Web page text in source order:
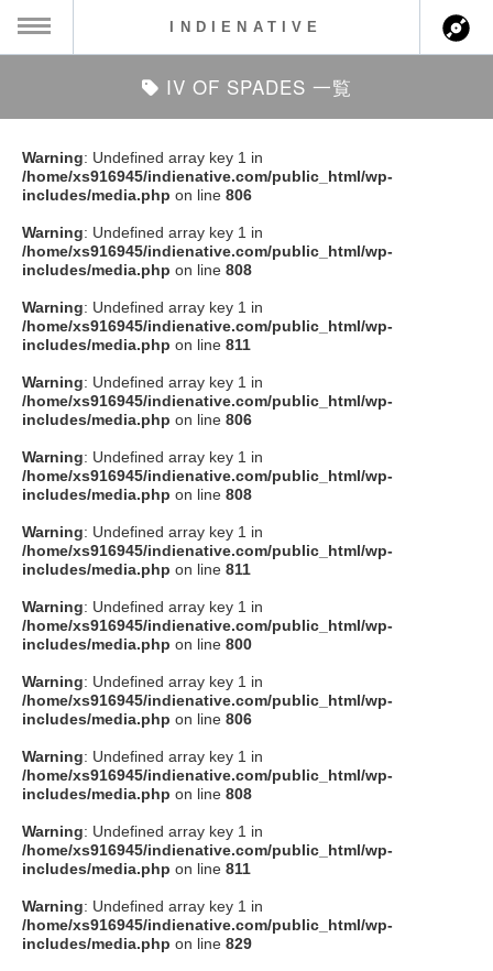
ス情報
ト情報
アーティスト
ション
ト
クト
SOCIAL
Facebook
instagram
Tumblr
Soundcloud
to indienative
INDIENATIVE
IV OF SPADES 一覧
Warning: Undefined array key 1 in
/home/xs916945/indienative.com/public_html/wp-
includes/media.php on line 806
Warning: Undefined array key 1 in
/home/xs916945/indienative.com/public_html/wp-
includes/media.php on line 808
Warning: Undefined array key 1 in
/home/xs916945/indienative.com/public_html/wp-
includes/media.php on line 811
Warning: Undefined array key 1 in
/home/xs916945/indienative.com/public_html/wp-
includes/media.php on line 806
Warning: Undefined array key 1 in
/home/xs916945/indienative.com/public_html/wp-
includes/media.php on line 808
Warning: Undefined array key 1 in
/home/xs916945/indienative.com/public_html/wp-
includes/media.php on line 811
Warning: Undefined array key 1 in
/home/xs916945/indienative.com/public_html/wp-
includes/media.php on line 800
Warning: Undefined array key 1 in
/home/xs916945/indienative.com/public_html/wp-
includes/media.php on line 806
Warning: Undefined array key 1 in
/home/xs916945/indienative.com/public_html/wp-
includes/media.php on line 808
Warning: Undefined array key 1 in
/home/xs916945/indienative.com/public_html/wp-
includes/media.php on line 811
Warning: Undefined array key 1 in
/home/xs916945/indienative.com/public_html/wp-
includes/media.php on line 829